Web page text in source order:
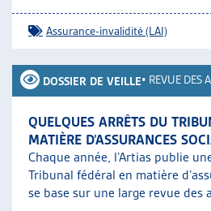
Assurance-invalidité (LAI)
DOSSIER DE VEILLE• REVUE DES
QUELQUES ARRÊTS DU
MATIÈRE D’ASSURANCES
Chaque année, l’Artias publie
Tribunal fédéral en matière
se base sur une large revue